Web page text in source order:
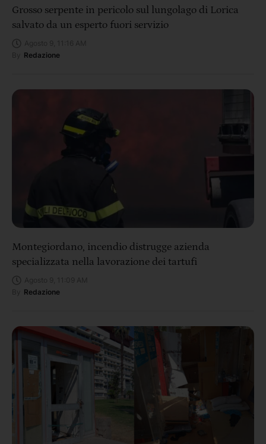
Grosso serpente in pericolo sul lungolago di Lorica
salvato da un esperto fuori servizio
Redazione
Montegiordano, incendio distrugge azienda
specializzata nella lavorazione dei tartufi
Redazione